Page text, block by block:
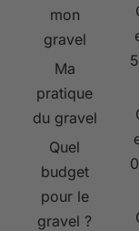
mon
gravel
Ma
pratique
du gravel
Quel
budget
pour le
gravel ?